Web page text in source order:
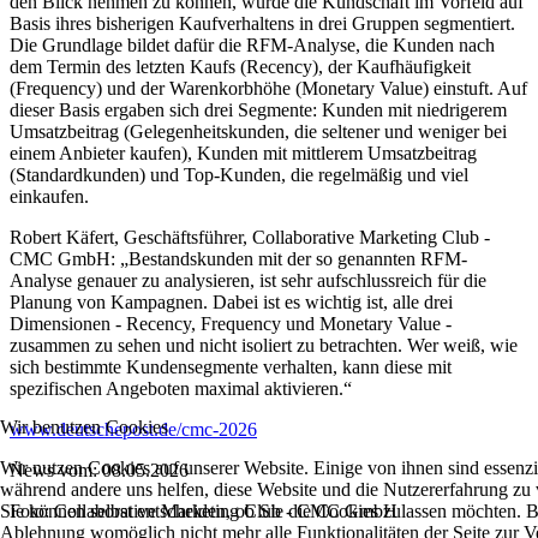
Basis ihres bisherigen Kaufverhaltens in drei Gruppen segmentiert.
Die Grundlage bildet dafür die RFM-Analyse, die Kunden nach
dem Termin des letzten Kaufs (Recency), der Kaufhäufigkeit
(Frequency) und der Warenkorbhöhe (Monetary Value) einstuft. Auf
dieser Basis ergaben sich drei Segmente: Kunden mit niedrigerem
Umsatzbeitrag (Gelegenheitskunden, die seltener und weniger bei
einem Anbieter kaufen), Kunden mit mittlerem Umsatzbeitrag
(Standardkunden) und Top-Kunden, die regelmäßig und viel
einkaufen.
Robert Käfert, Geschäftsführer, Collaborative Marketing Club -
CMC GmbH: „Bestandskunden mit der so genannten RFM-
Analyse genauer zu analysieren, ist sehr aufschlussreich für die
Planung von Kampagnen. Dabei ist es wichtig ist, alle drei
Dimensionen - Recency, Frequency und Monetary Value -
zusammen zu sehen und nicht isoliert zu betrachten. Wer weiß, wie
sich bestimmte Kundensegmente verhalten, kann diese mit
spezifischen Angeboten maximal aktivieren.“
www.deutschepost.de/cmc-2026
News vom: 08.05.2026
Foto: Collaborative Marketing Club - CMC GmbH
Wir benutzen Cookies
Wir nutzen Cookies auf unserer Website. Einige von ihnen sind
während andere uns helfen, diese Website und die Nutzererfahrung
Sie können selbst entscheiden, ob Sie die Cookies zulassen möchten.
Ablehnung womöglich nicht mehr alle Funktionalitäten der Seite zur